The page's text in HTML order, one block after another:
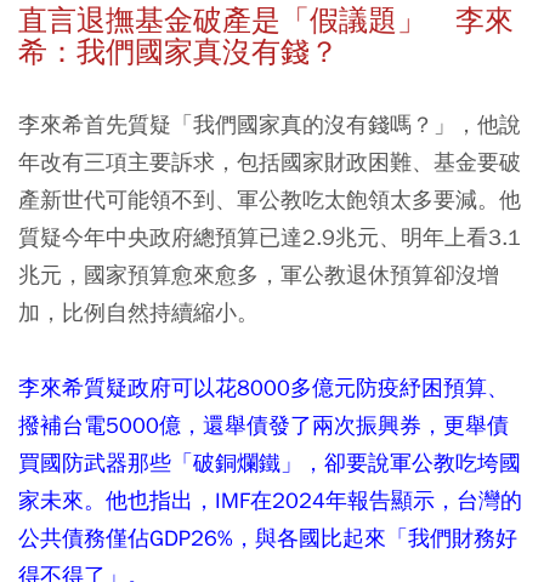
直言退撫基金破產是「假議題」 李來
希：我們國家真沒有錢？
李來希首先質疑「我們國家真的沒有錢嗎？」，他說
年改有三項主要訴求，包括國家財政困難、基金要破
產新世代可能領不到、軍公教吃太飽領太多要減。他
質疑今年中央政府總預算已達2.9兆元、明年上看3.1
兆元，國家預算愈來愈多，軍公教退休預算卻沒增
加，比例自然持續縮小。
李來希質疑政府可以花8000多億元防疫紓困預算、
撥補台電5000億，還舉債發了兩次振興券，更舉債
買國防武器那些「破銅爛鐵」，卻要說軍公教吃垮國
家未來。他也指出，IMF在2024年報告顯示，台灣的
公共債務僅佔GDP26%，與各國比起來「我們財務好
得不得了」。